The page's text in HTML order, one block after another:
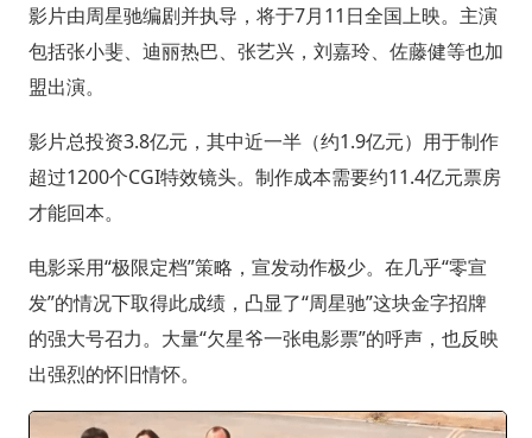
影片由周星驰编剧并执导，将于7月11日全国上映。主演
包括张小斐、迪丽热巴、张艺兴，刘嘉玲、佐藤健等也加
盟出演。
影片总投资3.8亿元，其中近一半（约1.9亿元）用于制作
超过1200个CGI特效镜头。制作成本需要约11.4亿元票房
才能回本。
电影采用“极限定档”策略，宣发动作极少。在几乎“零宣
发”的情况下取得此成绩，凸显了“周星驰”这块金字招牌
的强大号召力。大量“欠星爷一张电影票”的呼声，也反映
出强烈的怀旧情怀。